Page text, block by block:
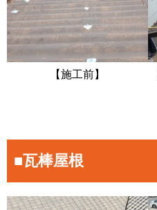
【施工前】
■瓦棒屋根